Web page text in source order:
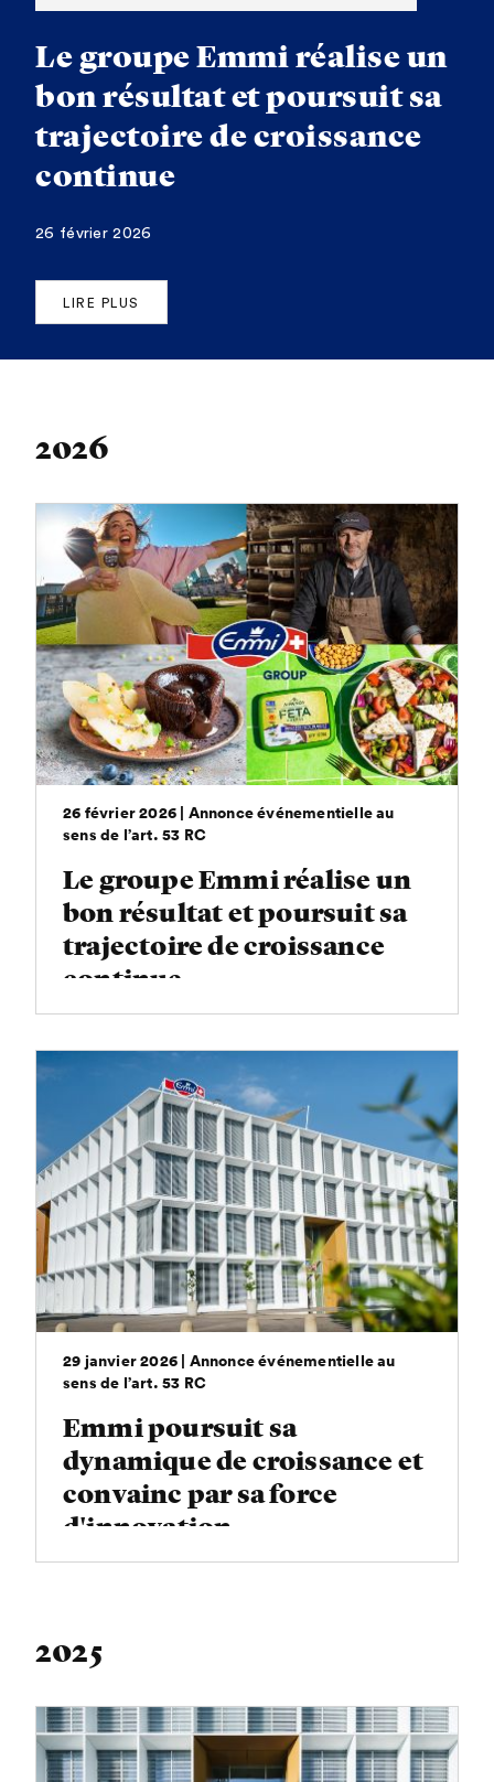
Le groupe Emmi réalise un
bon résultat et poursuit sa
trajectoire de croissance
continue
26 février 2026
LIRE PLUS
2026
26 février 2026 | Annonce événementielle au
sens de l’art. 53 RC
Le groupe Emmi réalise un
bon résultat et poursuit sa
trajectoire de croissance
continue
29 janvier 2026 | Annonce événementielle au
sens de l’art. 53 RC
Emmi poursuit sa
dynamique de croissance et
convainc par sa force
d'innovation
2025